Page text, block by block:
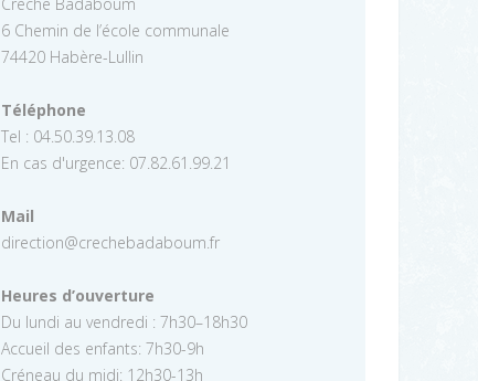
6 Chemin de l’école communale
74420 Habère-Lullin
Téléphone
Tel : 04.50.39.13.08
En cas d'urgence: 07.82.61.99.21
Mail
direction@crechebadaboum.fr
Heures d’ouverture
Du lundi au vendredi : 7h30–18h30
Accueil des enfants: 7h30-9h
Créneau du midi: 12h30-13h